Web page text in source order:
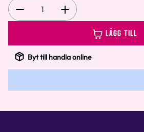
1
LÄGG TILL
Byt till handla online